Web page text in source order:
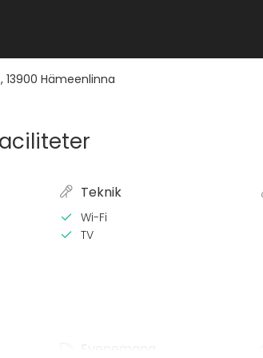
, 13900 Hämeenlinna
Teknik
Wi-Fi
TV
Evenemang